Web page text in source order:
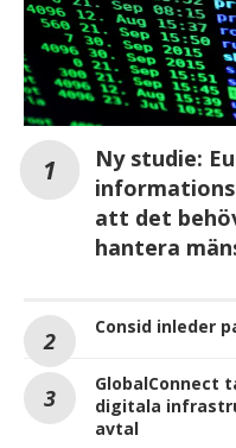
Ny studie:
att det
hantera
Consid inleder
GlobalConnect
digitala
avtal